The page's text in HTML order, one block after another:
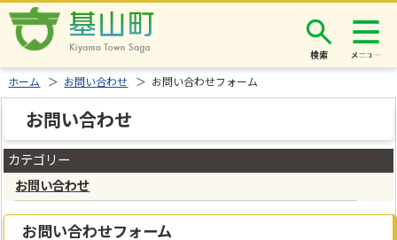
検索
ホーム ＞ お問い合わせ ＞ お問い合わせフォーム
お問い合わせ
カテゴリー
お問い合わせ
お問い合わせフォーム